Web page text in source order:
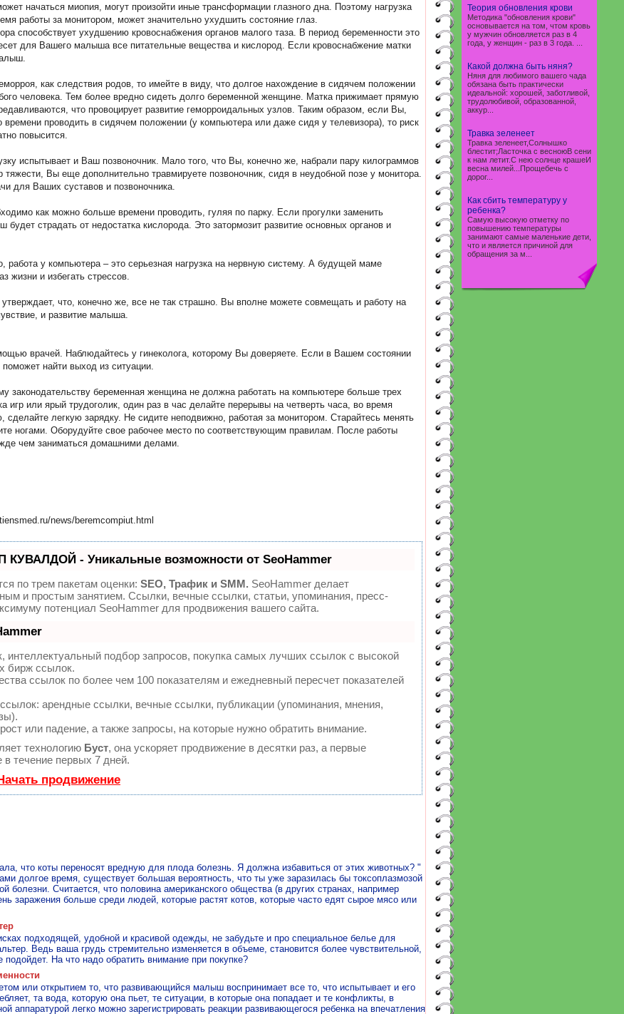
начаться миопия, могут произойти иные трансформации глазного дна. Поэтому нагрузка
работы за монитором, может значительно ухудшить состояние глаз.
способствует ухудшению кровоснабжения органов малого таза. В период беременности это
для Вашего малыша все питательные вещества и кислород. Если кровоснабжение матки
как следствия родов, то имейте в виду, что долгое нахождение в сидячем положении
человека. Тем более вредно сидеть долго беременной женщине. Матка прижимает прямую
что провоцирует развитие геморроидальных узлов. Таким образом, если Вы,
времени проводить в сидячем положении (у компьютера или даже сидя у телевизора), то риск
повысится.
испытывает и Ваш позвоночник. Мало того, что Вы, конечно же, набрали пару килограммов
тяжести, Вы еще дополнительно травмируете позвоночник, сидя в неудобной позе у монитора.
для Ваших суставов и позвоночника.
как можно больше времени проводить, гуляя по парку. Если прогулки заменить
страдать от недостатка кислорода. Это затормозит развитие основных органов и
работа у компьютера – это серьезная нагрузка на нервную систему. А будущей маме
жизни и избегать стрессов.
что, конечно же, все не так страшно. Вы вполне можете совмещать и работу на
и развитие малыша.
врачей. Наблюдайтесь у гинеколога, которому Вы доверяете. Если в Вашем состоянии
найти выход из ситуации.
законодательству беременная женщина не должна работать на компьютере больше трех
или ярый трудоголик, один раз в час делайте перерывы на четверть часа, во время
сделайте легкую зарядку. Не сидите неподвижно, работая за монитором. Старайтесь менять
ногами. Оборудуйте свое рабочее место по соответствующим правилам. После работы
чем заниматься домашними делами.
news/beremcompiut.html
КУВАЛДОЙ - Уникальные возможности от SeoHammer
по трем пакетам оценки: SEO, Трафик и SMM. SeoHammer делает
и простым занятием. Ссылки, вечные ссылки, статьи, упоминания, пресс-
потенциал SeoHammer для продвижения вашего сайта.
подбор запросов, покупка самых лучших ссылок с высокой
бирж ссылок.
ссылок по более чем 100 показателям и ежедневный пересчет показателей
арендные ссылки, вечные ссылки, публикации (упоминания, мнения,
или падение, а также запросы, на которые нужно обратить внимание.
технологию Буст, она ускоряет продвижение в десятки раз, а первые
течение первых 7 дней.
продвижение
что коты переносят вредную для плода болезнь. Я должна избавиться от этих животных? "
долгое время, существует большая вероятность, что ты уже заразилась бы токсоплазмозой
болезни. Считается, что половина американского общества (в других странах, например
заражения больше среди людей, которые растят котов, которые часто едят сырое мясо или
подходящей, удобной и красивой одежды, не забудьте и про специальное белье для
Ведь ваша грудь стремительно изменяется в объеме, становится более чувствительной,
На что надо обратить внимание при покупке?
или открытием то, что развивающийся малыш воспринимает все то, что испытывает и его
та вода, которую она пьет, те ситуации, в которые она попадает и те конфликты, в
аппаратурой легко можно зарегистрировать реакции развивающегося ребенка на впечатления
Теория обновления крови
Методика "обновления крови"
основывается на том, чтом кровь
у мужчин обновляется раз в 4
года, у женщин - раз в 3 года. ...
Какой должна быть няня?
Няня для любимого вашего чада
обязана быть практически
идеальной: хорошей, заботливой,
трудолюбивой, образованной,
аккур...
Травка зеленеет
Травка зеленеет,Солнышко
блестит;Ласточка с весноюВ сени
к нам летит.С нею солнце крашеИ
весна милей...Прощебечь с
дорог...
Как сбить температуру у
ребенка?
Самую высокую отметку по
повышению температуры
занимают самые маленькие дети,
что и является причиной для
обращения за м...